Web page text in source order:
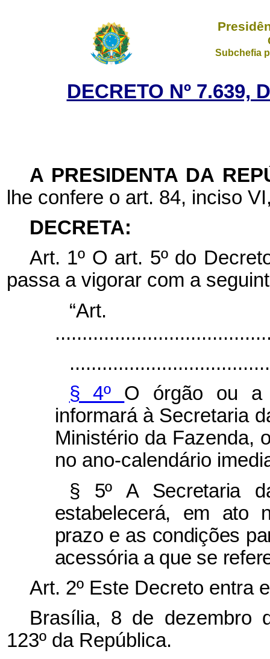
Subchefia
DECRETO Nº 7.639,
A PRESIDENTA DA
lhe confere o art. 84, inciso
DECRETA:
Art. 1º O art. 5º do
passa a vigorar com a
§ 4º O órgão ou a
informará à Secretaria
Ministério da Fazenda,
no ano-calendário
§ 5º A Secretaria
estabelecerá, em ato
prazo e as condições
acessória a que se
Art. 2º Este Decreto entra
Brasília, 8 de dezembro
123º da República.